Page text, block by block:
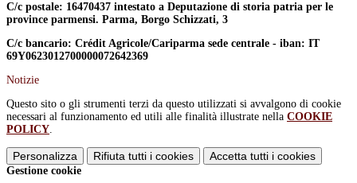
C/c postale: 16470437 intestato a Deputazione di storia patria per le
province parmensi. Parma, Borgo Schizzati, 3
C/c bancario: Crédit Agricole/Cariparma sede centrale - iban: IT
69Y0623012700000072642369
Notizie
Questo sito o gli strumenti terzi da questo utilizzati si avvalgono di cookie
necessari al funzionamento ed utili alle finalità illustrate nella COOKIE
POLICY.
Personalizza Rifiuta tutti i cookies Accetta tutti i cookies
Gestione cookie